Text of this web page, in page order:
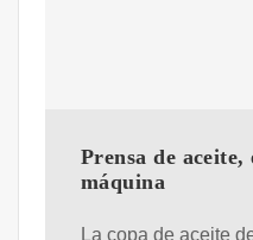
Prensa de
máquina
La copa de aceite